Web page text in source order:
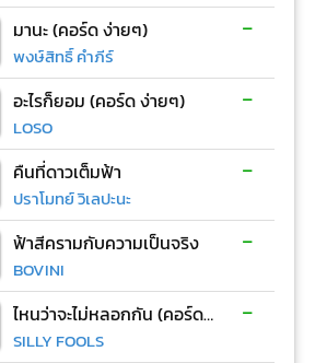
มานะ (คอร์ด ง่ายๆ)
พงษ์สิทธิ์ คำภีร์
-
อะไรก็ยอม (คอร์ด ง่ายๆ)
LOSO
-
คืนที่ดาวเต็มฟ้า
ปราโมทย์ วิเลปะนะ
-
ฟ้าสีครามกับความเป็นจริง
BOVINI
-
ไหนว่าจะไม่หลอกกัน (คอร์ด ง่ายๆ)
SILLY FOOLS
-